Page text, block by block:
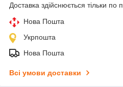
Доставка здійснюється тільки по
Нова Пошта
Укрпошта
Нова Пошта
Всі умови доставки